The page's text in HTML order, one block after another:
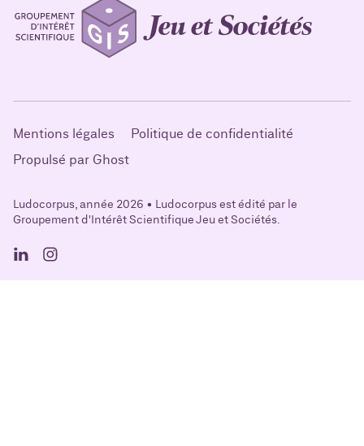
Mentions légales
Politique de confidentialité
Propulsé par Ghost
Ludocorpus, année 2026 • Ludocorpus est édité par le
Groupement d'Intérêt Scientifique Jeu et Sociétés.